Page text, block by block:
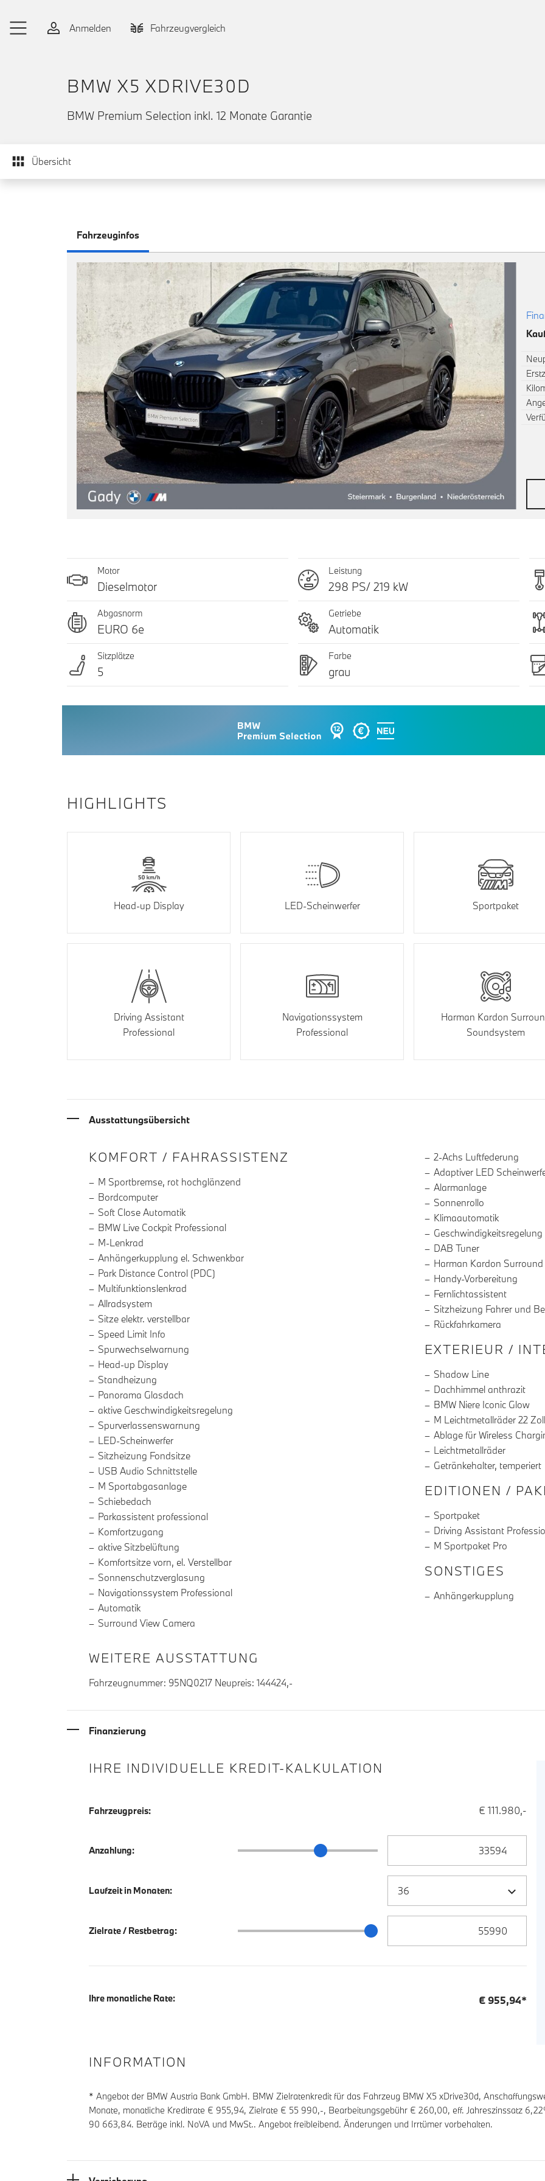
Anmelden
Fahrzeugvergleich
BMW X5 XDRIVE30D
BMW Premium Selection inkl. 12 Monate Garantie
Übersicht
Fahrzeuginfos
Motor
Dieselmotor
Leistung
298 PS/ 219 kW
Abgasnorm
EURO 6e
Getriebe
Automatik
Sitzplätze
5
Farbe
grau
HIGHLIGHTS
Head-up Display LED-Scheinwerfer Sportpaket
Driving Assistant
Professional
Navigationssystem
Professional
Harman Kardon
Soundsystem
Ausstattungsübersicht
INFORMATIONEN ÜBER DIE AUSSTATTUNG
KOMFORT / FAHRASSISTENZ
M Sportbremse, rot hochglänzend
Bordcomputer
Soft Close Automatik
BMW Live Cockpit Professional
M-Lenkrad
Anhängerkupplung el. Schwenkbar
Park Distance Control (PDC)
Multifunktionslenkrad
Allradsystem
Sitze elektr. verstellbar
Speed Limit Info
Spurwechselwarnung
Head-up Display
Standheizung
Panorama Glasdach
aktive Geschwindigkeitsregelung
Spurverlassenswarnung
LED-Scheinwerfer
Sitzheizung Fondsitze
USB Audio Schnittstelle
M Sportabgasanlage
Schiebedach
Parkassistent professional
Komfortzugang
aktive Sitzbelüftung
Komfortsitze vorn, el. Verstellbar
Sonnenschutzverglasung
Navigationssystem Professional
Automatik
Surround View Camera
2-Achs Luftfederung
Adaptiver LED
Alarmanlage
Sonnenrollo
Klimaautomatik
Geschwindigkeitsregelung
DAB Tuner
Harman Kardon
Handy-Vorbereitung
Fernlichtassistent
Sitzheizung Fahrer und
Rückfahrkamera
EXTERIEUR /
Shadow Line
Dachhimmel anthrazit
BMW Niere Iconic Glow
M Leichtmetallräder 22 Zoll
Ablage für Wireless
Leichtmetallräder
Getränkehalter, temperiert
EDITIONEN /
Sportpaket
Driving Assistant
M Sportpaket Pro
SONSTIGES
Anhängerkupplung
WEITERE AUSSTATTUNG
Fahrzeugnummer: 95NQ0217 Neupreis: 144424,-
Finanzierung
IHRE INDIVIDUELLE KREDIT-KALKULATION
Fahrzeugpreis: € 111.980,-
Anzahlung: Anzahlung Schieberegler
Laufzeit in Monaten:
Zielrate / Restbetrag: Zielrate / Restbetrag Schieberegler
Ihre monatliche Rate: € 955,94*
INFORMATION
* Angebot der BMW Austria Bank GmbH. BMW Zielratenkredit für das Fahrzeug BMW X5 xDrive30d,
Monate, monatliche Kreditrate € 955,94, Zielrate € 55 990,-, Bearbeitungsgebühr € 260,00, eff. Jahreszinssatz 6,22
90 663,84. Beträge inkl. NoVA und MwSt.. Angebot freibleibend. Änderungen und Irrtümer vorbehalten.